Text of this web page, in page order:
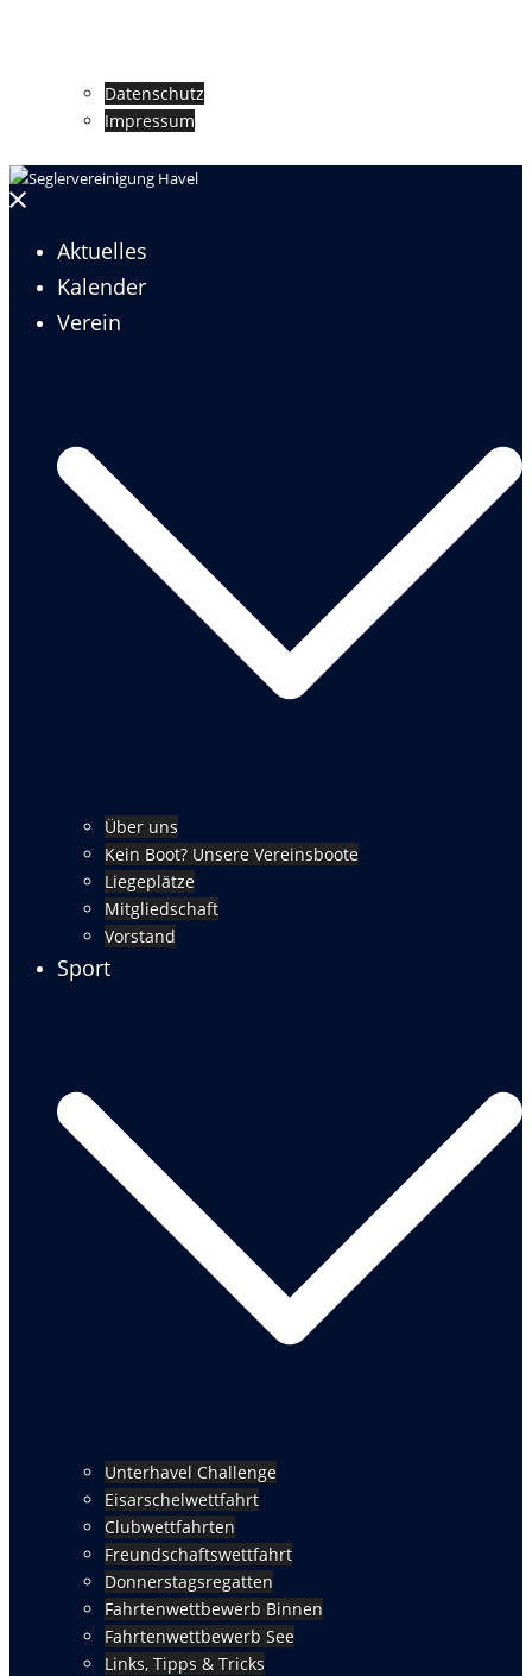
Datenschutz
Impressum
Menü
Aktuelles
Kalender
Verein
Über uns
Kein Boot? Unsere Vereinsboote
Liegeplätze
Mitgliedschaft
Vorstand
Sport
Unterhavel Challenge
Eisarschelwettfahrt
Clubwettfahrten
Freundschaftswettfahrt
Donnerstagsregatten
Fahrtenwettbewerb Binnen
Fahrtenwettbewerb See
Links, Tipps & Tricks